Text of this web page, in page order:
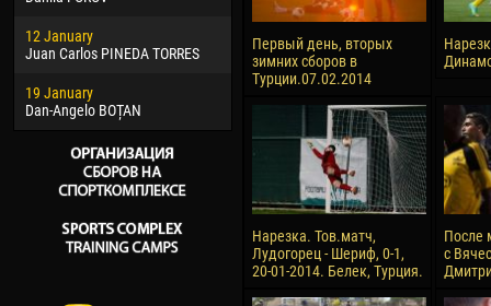
12 January
Juan Carlos PINEDA TORRES
19 January
Dan-Angelo BOȚAN
26 March
Vitor Hugo Morais de OLIVEIRA
28 March
Raí LOPES DE OLIVEIRA
10
Первый день, вторых
зимних сборов в
Турции.07.02.2014
Нарезка. Тов.матч,
Лудогорец - Шериф, 0-1,
20-01-2014. Белек, Турция.
После
с